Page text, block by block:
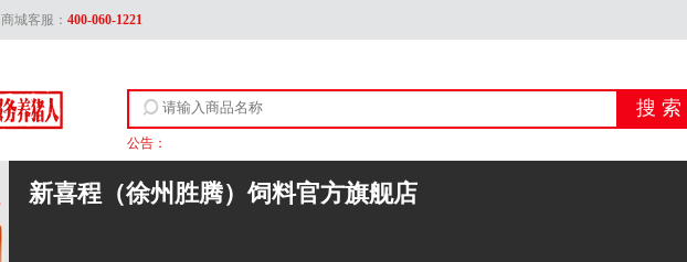
商城客服： 400-060-1221
公告：
新喜程（徐州胜腾）饲料官方旗舰店